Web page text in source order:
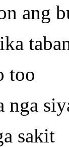
ang
too
sakit